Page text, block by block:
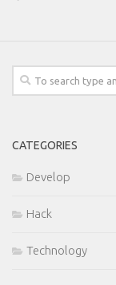
CATEGORIES
Develop
Hack
Technology